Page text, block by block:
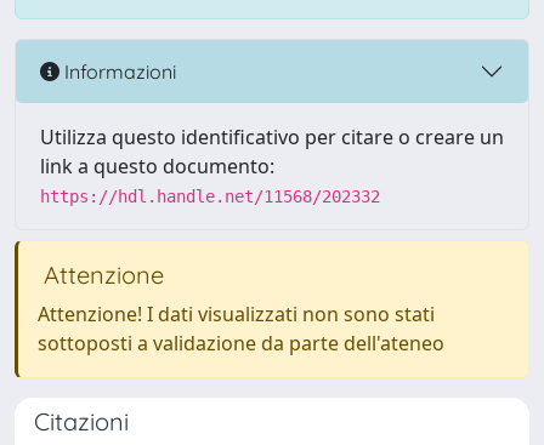
Informazioni
Utilizza questo identificativo per citare o creare un
link a questo documento:
https://hdl.handle.net/11568/202332
Attenzione
Attenzione! I dati visualizzati non sono stati
sottoposti a validazione da parte dell'ateneo
Citazioni